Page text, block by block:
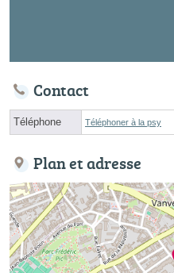
Contact
Téléphone Téléphoner à la psy
Plan et adresse